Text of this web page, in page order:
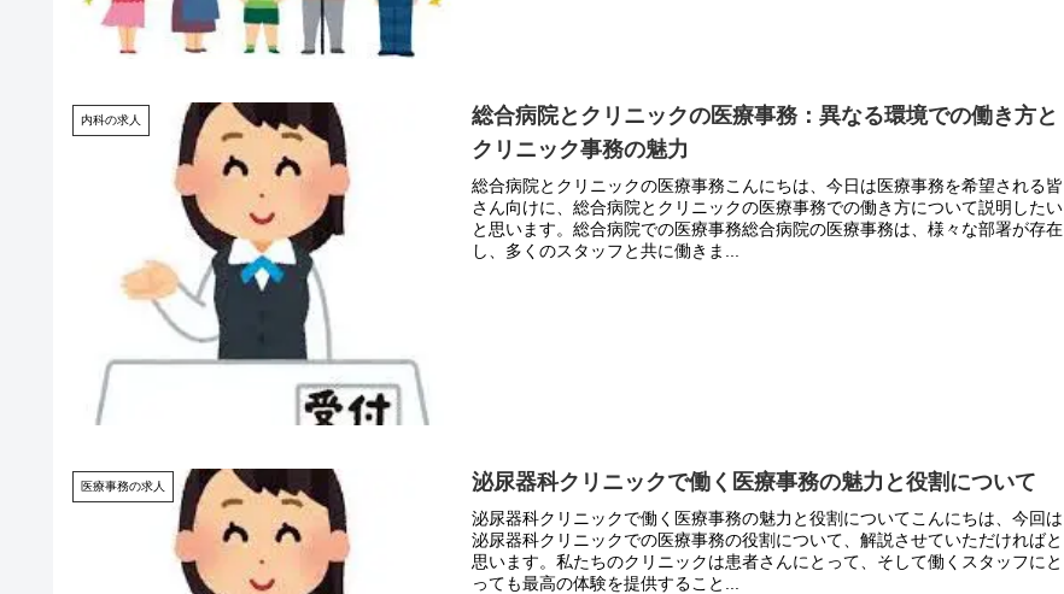
内科の求人
総合病院とクリニックの医療事務：異なる環境での働き方と
クリニック事務の魅力
総合病院とクリニックの医療事務こんにちは、今日は医療事務を希望される皆
さん向けに、総合病院とクリニックの医療事務での働き方について説明したい
と思います。総合病院での医療事務総合病院の医療事務は、様々な部署が存在
し、多くのスタッフと共に働きま...
医療事務の求人 泌尿器科クリニックで働く医療事務の魅力と役割について
泌尿器科クリニックで働く医療事務の魅力と役割についてこんにちは、今回は
泌尿器科クリニックでの医療事務の役割について、解説させていただければと
思います。私たちのクリニックは患者さんにとって、そして働くスタッフにと
っても最高の体験を提供すること...